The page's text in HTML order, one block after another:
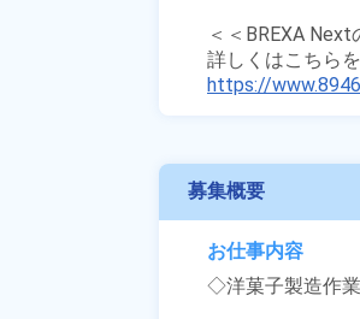
＜＜BREXA
https://
募集概要
お仕事内容
◇洋菓子製造作